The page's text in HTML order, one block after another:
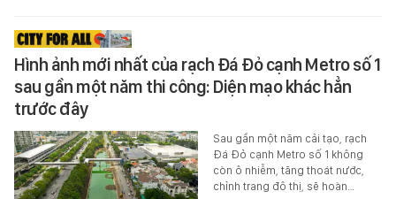
Hình ảnh mới nhất của rạch Đá Đỏ cạnh Metro số 1
sau gần một năm thi công: Diện mạo khác hẳn
trước đây
Sau gần một năm cải tạo, rạch
Đá Đỏ cạnh Metro số 1 không
còn ô nhiễm, tăng thoát nước,
chỉnh trang đô thị, sẽ hoàn…